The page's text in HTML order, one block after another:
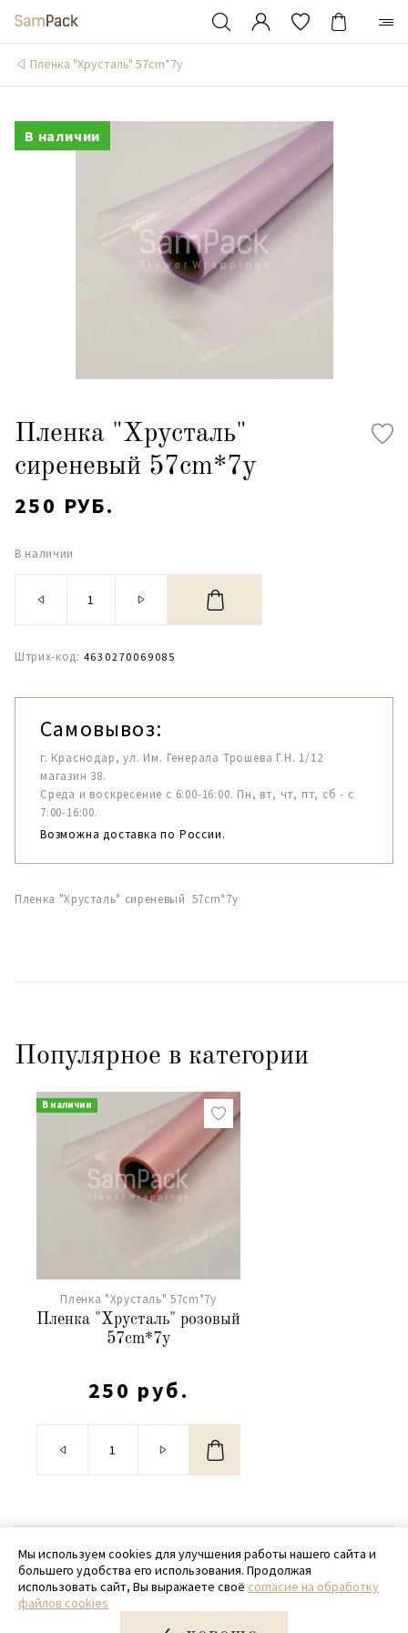
Пленка "Хрусталь" 57cm*7y
В наличии
Пленка "Хрусталь"
сиреневый 57cm*7y
250 РУБ.
В наличии
Штрих-код: 4630270069085
Самовывоз:
г. Краснодар, ул. Им. Генерала Трошева Г.Н. 1/12
магазин 38.
Среда и воскресение с 6:00-16:00. Пн, вт, чт, пт, сб - с
7:00-16:00.
Возможна доставка по России.
Пленка "Хрусталь" сиреневый 57cm*7y
Популярное в категории
В наличии
Пленка "Хрусталь" 57cm*7y
Пленка "Хрусталь" розовый
57cm*7y
250 руб.
© 2020 - 2026 SamPack
+ 7 (918) 699-97-87
zakaz@sampack.store
Мы используем cookies для улучшения работы нашего сайта и
большего удобства его использования. Продолжая
использовать сайт, Вы выражаете своё согласие на обработку
файлов cookies